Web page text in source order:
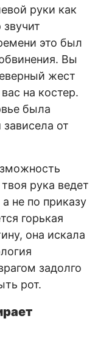
руки как
это был
Вы
жест
на костер.
была
от
рука ведет
не по приказу
горькая
она искала
задолго
рот.